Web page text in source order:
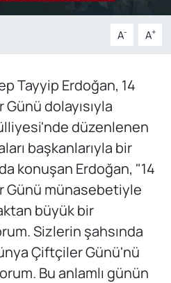
A- A+
Tayyip Erdoğan, 14
dolayısıyla
düzenlenen
başkanlarıyla bir
konuşan Erdoğan, "14
Günü münasebetiyle
büyük bir
Sizlerin şahsında
Çiftçiler Günü'nü
Bu anlamlı günün